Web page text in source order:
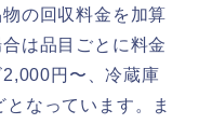
の回収料金を加算
は品目ごとに料金
円〜、冷蔵庫
なっています。ま